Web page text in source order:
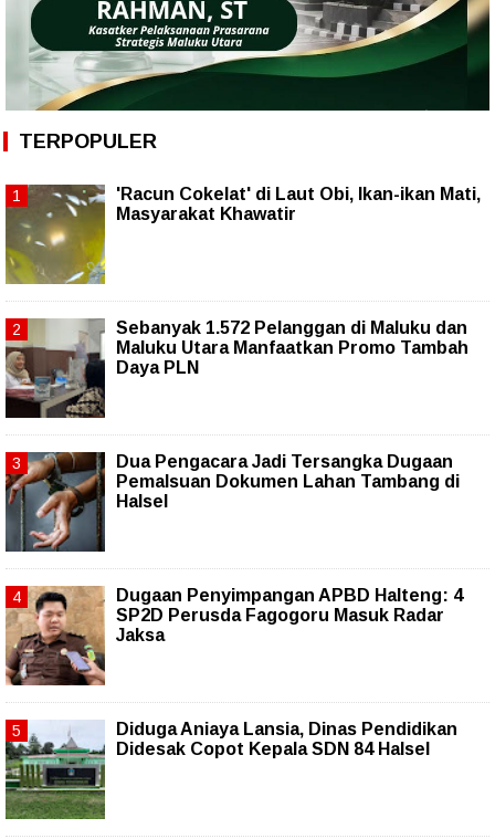
TERPOPULER
'Racun Cokelat' di Laut Obi, Ikan-ikan Mati,
Masyarakat Khawatir
Sebanyak 1.572 Pelanggan di Maluku dan
Maluku Utara Manfaatkan Promo Tambah
Daya PLN
Dua Pengacara Jadi Tersangka Dugaan
Pemalsuan Dokumen Lahan Tambang di
Halsel
Dugaan Penyimpangan APBD Halteng: 4
SP2D Perusda Fagogoru Masuk Radar
Jaksa
Diduga Aniaya Lansia, Dinas Pendidikan
Didesak Copot Kepala SDN 84 Halsel